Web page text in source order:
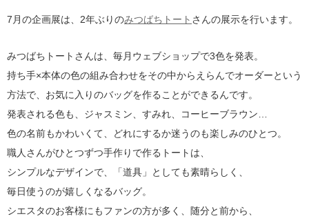
7月の企画展は、2年ぶりのみつばちトート さんの展示を行います。
みつばちトートさんは、毎月ウェブショップで3色を発表。
持ち手×本体の色の組み合わせをその中からえらんでオーダーという
方法で、お気に入りのバッグを作ることができるんです。
発表される色も、ジャスミン、すみれ、コーヒーブラウン…
色の名前もかわいくて、どれにするか迷うのも楽しみのひとつ。
職人さんがひとつずつ手作りで作るトートは、
シンプルなデザインで、「道具」としても素晴らしく、
毎日使うのが嬉しくなるバッグ。
シエスタのお客様にもファンの方が多く、随分と前から、